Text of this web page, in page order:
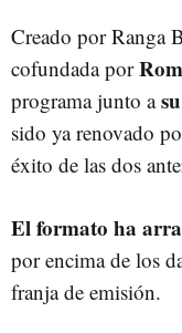
Creado por Ranga
cofundada por
programa junto a
sido ya renovado
éxito de las dos
El formato ha
por encima de los
franja de emisión.